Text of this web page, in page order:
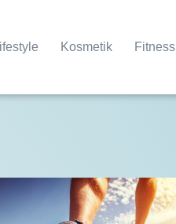
Kosmetik Fitness